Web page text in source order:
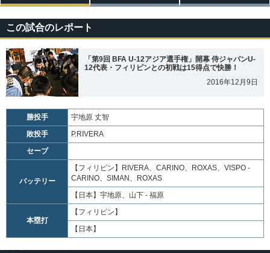
この試合のレポート
「第9回 BFA U-12アジア選手権」開幕 侍ジャパンU-
12代表・フィリピンとの初戦は15得点で快勝！
2016年12月9日
勝投手
宇地原 丈智
敗投手
P.RIVERA
セーブ
バッテリー
【フィリピン】
RIVERA、CARINO、ROXAS、VISPO -
CARINO、SIMAN、ROXAS
【日本】 宇地原、山下 - 福原
本塁打
【フィリピン】
【日本】